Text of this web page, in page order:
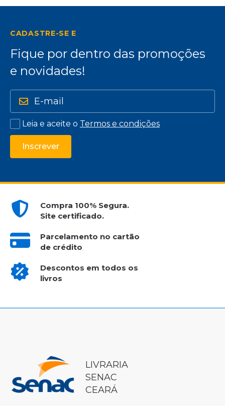
CADASTRE-SE E
Fique por dentro das promoções
e novidades!
Leia e aceite o Termos e condições
Inscrever
Compra 100% Segura.
Site certificado.
Parcelamento no cartão
de crédito
Descontos em todos os
livros
LIVRARIA
SENAC
CEARÁ